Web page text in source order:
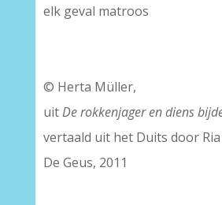
elk geval matroos
© Herta Müller,
uitDe rokkenjager en diens
vertaald uit het Duits door
De Geus, 2011